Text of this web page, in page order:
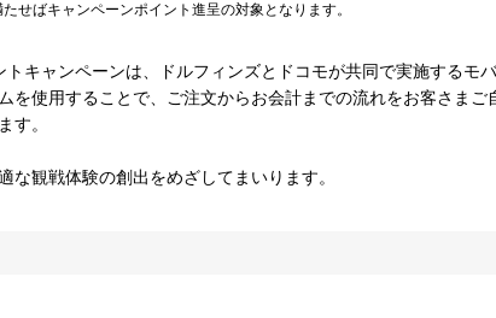
せばキャンペーンポイント進呈の対象となります。
キャンペーンは、ドルフィンズとドコモが共同で実施するモ
を使用することで、ご注文からお会計までの流れをお客さま
す。
な観戦体験の創出をめざしてまいります。